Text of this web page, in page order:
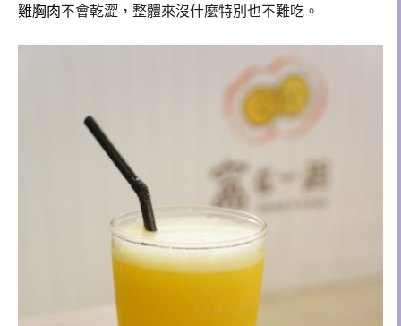
雞胸肉不會乾澀，整體來沒什麼特別也不難吃 。